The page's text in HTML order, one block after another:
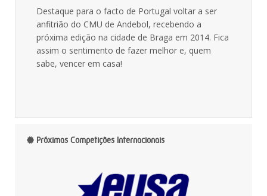
Destaque para o facto de Portugal voltar a ser
anfitrião do CMU de Andebol, recebendo a
próxima edição na cidade de Braga em 2014. Fica
assim o sentimento de fazer melhor e, quem
sabe, vencer em casa!
Próximas Competições Internacionais